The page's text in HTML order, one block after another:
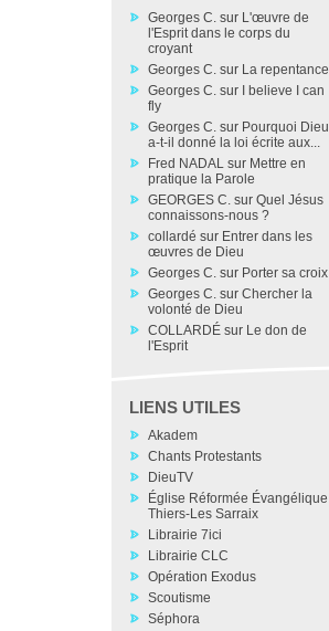
Georges C.sur L'œuvre de
l'Esprit dans le corps du
croyant
Georges C.sur La repentance
Georges C.sur
I believe I can
fly
Georges C.sur Pourquoi Dieu
a-t-il donné la loi écrite aux...
Fred NADALsur Mettre en
pratique la Parole
GEORGES C.sur Quel Jésus
connaissons-nous ?
collardé sur Entrer dans les
œuvres de Dieu
Georges C.sur Porter sa croix
Georges C.sur Chercher la
volonté de Dieu
COLLARDÉsur Le don de
l'Esprit
LIENS UTILES
Akadem
Chants Protestants
DieuTV
Église Réformée Évangélique
Thiers-Les Sarraix
Librairie 7ici
Librairie CLC
Opération Exodus
Scoutisme
Séphora